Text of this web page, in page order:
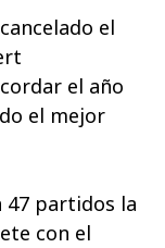
el
el año
el mejor
47 partidos la
con el